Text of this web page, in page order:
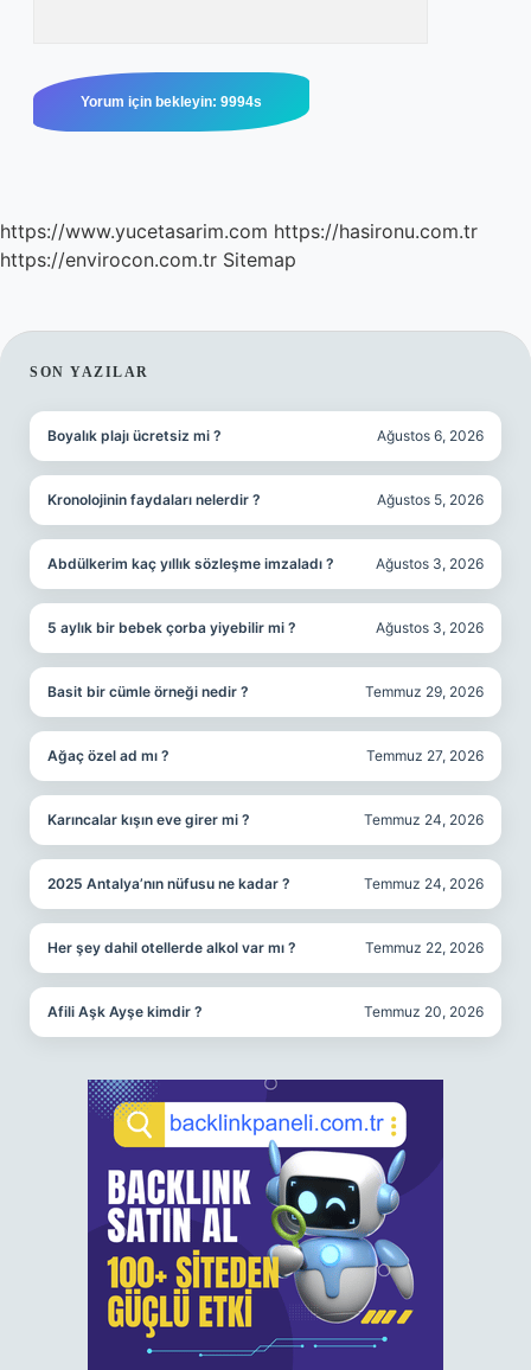
https://www.yucetasarim.com https://hasironu.com.tr
https://envirocon.com.tr Sitemap
SIDEBAR
SON YAZILAR
Boyalık plajı ücretsiz mi ? Ağustos 6, 2026
Kronolojinin faydaları nelerdir ? Ağustos 5, 2026
Abdülkerim kaç yıllık sözleşme imzaladı ? Ağustos 3, 2026
5 aylık bir bebek çorba yiyebilir mi ? Ağustos 3, 2026
Basit bir cümle örneği nedir ? Temmuz 29, 2026
Ağaç özel ad mı ? Temmuz 27, 2026
Karıncalar kışın eve girer mi ? Temmuz 24, 2026
2025 Antalya’nın nüfusu ne kadar ? Temmuz 24, 2026
Her şey dahil otellerde alkol var mı ? Temmuz 22, 2026
Afili Aşk Ayşe kimdir ? Temmuz 20, 2026